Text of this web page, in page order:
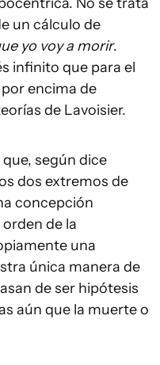
un cálculo de
yo voy a morir.
infinito que para el
encima de
de Lavoisier.
según dice
dos extremos de
concepción
de la
una
única manera de
de ser hipótesis
aún que la muerte o